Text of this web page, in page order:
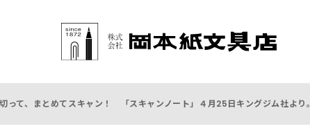
って、まとめてスキャン！ 「スキャンノート」４月25日キングジム社より。